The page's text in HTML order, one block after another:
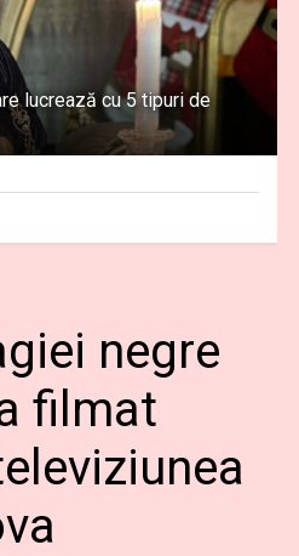
lucrează cu 5 tipuri de
negre
filmat